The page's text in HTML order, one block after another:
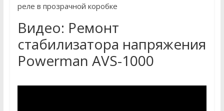
реле в прозрачной коробке
Видео: Ремонт
стабилизатора напряжения
Powerman AVS-1000